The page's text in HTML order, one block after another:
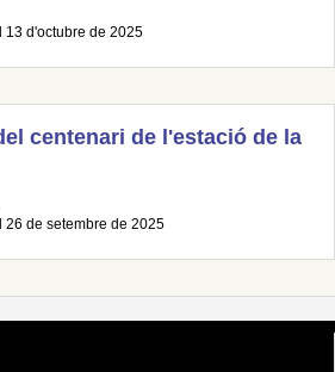
13 d'octubre de 2025
centenari de l'estació de la
26 de setembre de 2025